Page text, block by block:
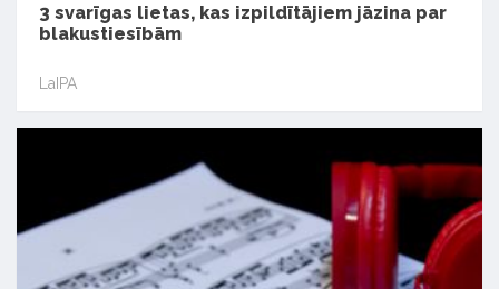
3 svarīgas lietas, kas izpildītājiem jāzina par
blakustiesībām
LaIPA